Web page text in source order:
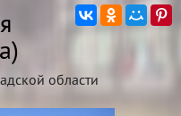
области